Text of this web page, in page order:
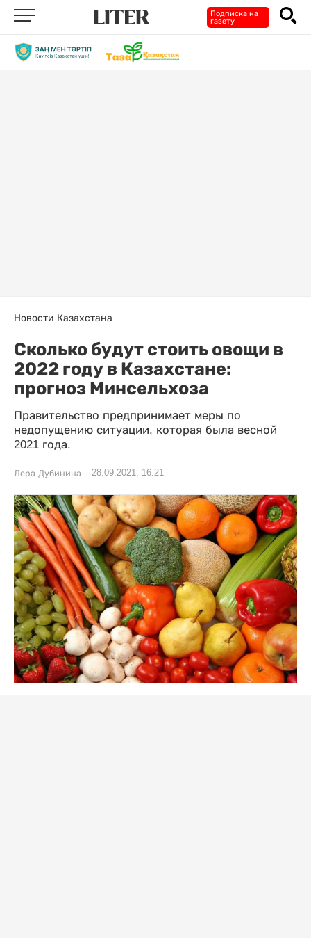
Подписка на
газету
Новости Казахстана
Сколько будут стоить овощи в
2022 году в Казахстане:
прогноз Минсельхоза
Правительство предпринимает меры по
недопущению ситуации, которая была весной
2021 года.
Лера Дубинина 28.09.2021, 16:21